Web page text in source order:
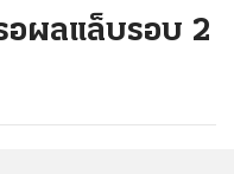
อผลแล็บรอบ 2